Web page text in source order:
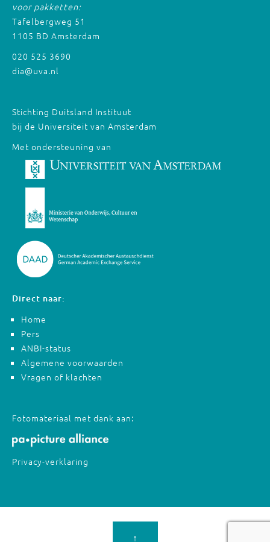
voor pakketten:
Tafelbergweg 51
1105 BD Amsterdam
020 525 3690
dia@uva.nl
Stichting Duitsland Instituut
bij de Universiteit van Amsterdam
Met ondersteuning van
Direct naar:
Home
Pers
ANBI-status
Algemene voorwaarden
Vragen of klachten
Fotomateriaal met dank aan:
Privacy-verklaring
↑